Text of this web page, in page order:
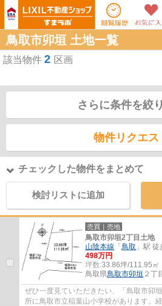
鳥取市卯垣 土地一覧
該当物件 2 区画
さらに条件を絞
物件リクエス
チェックした物件をまとめて
検討リストに追加
売買｜売地
鳥取市卯垣2丁目土地
山陰本線 「鳥取 」駅
498万円
坪数:33.86坪/111.95㎡
鳥取県鳥取市卯垣 ２丁
ぜひ一度見ていただきたい、「鳥取市卯
所に鳥取市立稲葉山小学校があります。